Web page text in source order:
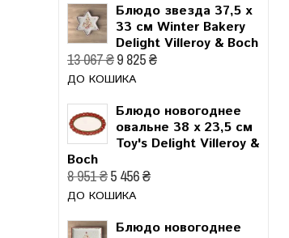
Блюдо звезда 37,5 x
33 см Winter Bakery
Delight Villeroy & Boch
13 067 ₴9 825 ₴
ДО КОШИКА
Блюдо новогоднее
овальне 38 x 23,5 см
Toy's Delight Villeroy &
Boch
8 951 ₴5 456 ₴
ДО КОШИКА
Блюдо новогоднее